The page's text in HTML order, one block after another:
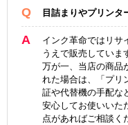
目詰まりやプリンタ
インク革命ではリサ
うえで販売していま
万が一、当店の商品
れた場合は、「プリ
証や代替機の手配な
安心してお使いいた
点があればご相談く